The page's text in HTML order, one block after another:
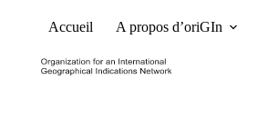
Accueil A propos d’oriGIn